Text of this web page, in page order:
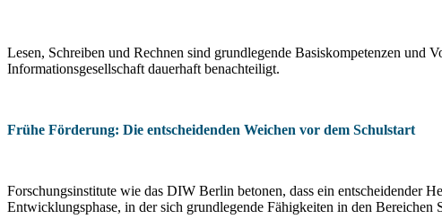
Lesen, Schreiben und Rechnen sind grundlegende Basiskompetenzen und
Informationsgesellschaft dauerhaft benachteiligt.
Frühe Förderung: Die entscheidenden Weichen vor dem Schulstart
Forschungsinstitute wie das DIW Berlin betonen, dass ein entscheidender
Entwicklungsphase, in der sich grundlegende Fähigkeiten in den